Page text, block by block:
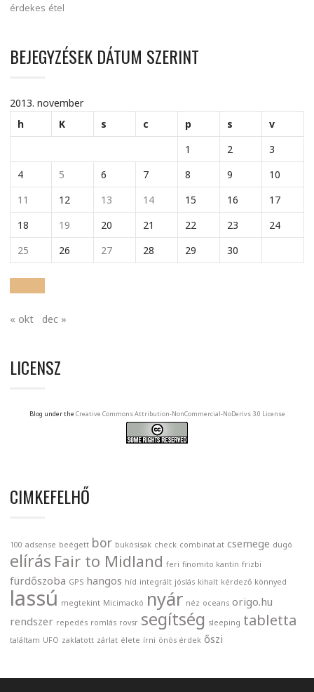
érdekes étel
BEJEGYZÉSEK DÁTUM SZERINT
2013. november
h
K s c p s
v
1
2
3
4
5 6 7 8 9
10
11
12 13 14 15 16
17
18
19 20 21 22 23
24
25
26 27 28 29 30
« okt dec »
LICENSZ
Blog under the Creative Commons Attribution-NonCommercial-NoDerivs 3.0 License
CIMKEFELHŐ
100 adsense beégett bor bukósisak check combinat.at csemege dugó
elírás Fair to Midland feri finomito kantin frizbi
fürdőszoba GPS hangos híd integrált jóslás kihalt kérdező könnyed
lassú megtekint Micimackó nyár néz oceans origo.hu
rendszer repedés romlás rovsr segítség sleeping tabletta
találtam UFO zaklatott zárlat élete írni önös érdek őszi